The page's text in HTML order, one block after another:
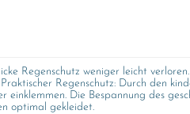
Regenschutz weniger leicht
Regenschutz: Durch den
einklemmen. Die Bespannung des
optimal gekleidet.